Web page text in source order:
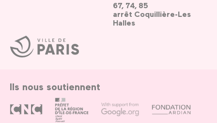
Ville
de
Paris
67, 74, 85
arrêt Coquillière-Les
Halles
Ils nous soutiennent